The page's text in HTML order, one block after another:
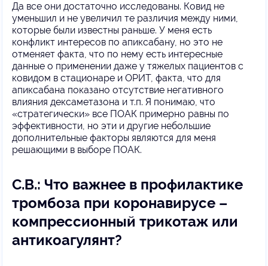
Да все они достаточно исследованы. Ковид не
уменьшил и не увеличил те различия между ними,
которые были известны раньше. У меня есть
конфликт интересов по апиксабану, но это не
отменяет факта, что по нему есть интересные
данные о применении даже у тяжелых пациентов с
ковидом в стационаре и ОРИТ, факта, что для
апиксабана показано отсутствие негативного
влияния дексаметазона и т.п. Я понимаю, что
«стратегически» все ПОАК примерно равны по
эффективности, но эти и другие небольшие
дополнительные факторы являются для меня
решающими в выборе ПОАК.
С.В.: Что важнее в профилактике
тромбоза при коронавирусе –
компрессионный трикотаж или
антикоагулянт?